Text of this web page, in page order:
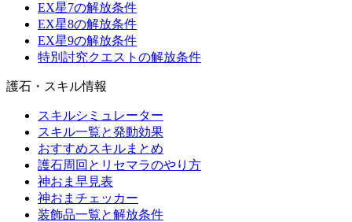
EX星7の解放条件
EX星8の解放条件
EX星9の解放条件
特別討究クエストの解放条件
護石・スキル情報
スキルシミュレーター
スキル一覧と発動効果
おすすめスキルまとめ
護石周回とリセマラのやり方
神おま早見表
神おまチェッカー
装飾品一覧と解放条件